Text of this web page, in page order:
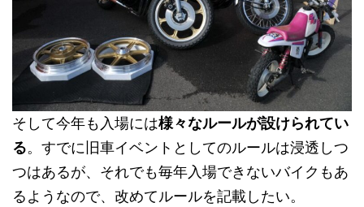
そして今年も入場には様々なルールが設けられてい
る。すでに旧車イベントとしてのルールは浸透しつ
つはあるが、それでも毎年入場できないバイクもあ
るようなので、改めてルールを記載したい。